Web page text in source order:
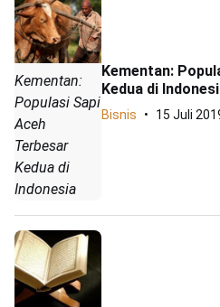
Kementan:
Populasi Sapi
Aceh
Terbesar
Kedua di
Indonesia
Kementan:
Kedua di
Bisnis 15 Juli